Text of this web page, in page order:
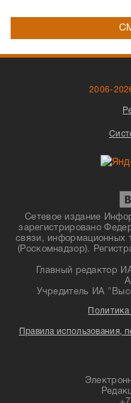
2006-
Сетевое издание
зарегистрировано
связи, информационных
(Роскомнадзор).
Главный редактор
Учредитель ИА
Правила использования,